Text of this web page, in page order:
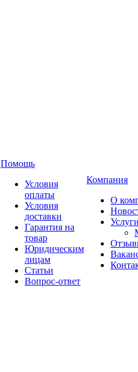
Помощь
Условия
оплаты
Условия
доставки
Гарантия на
товар
Юридическим
лицам
Статьи
Вопрос-ответ
Компания
О